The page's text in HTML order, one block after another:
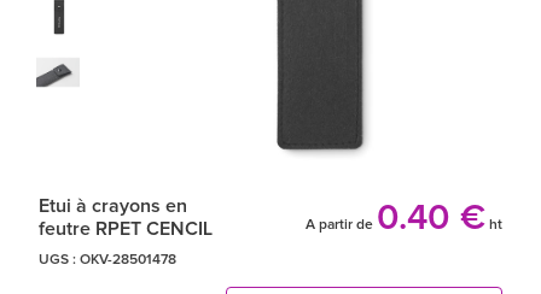
Etui à crayons en
feutre RPET CENCIL
A partir de 0.40 € ht
UGS : OKV-28501478